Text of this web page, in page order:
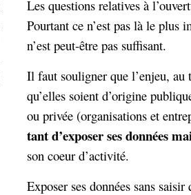
Les questions relatives à
Pourtant ce n’est pas là le plus
n’est peut-être pas suffisant.
Il faut souligner que l’enjeu, au
qu’elles soient d’origine
ou privée (organisations et
tant d’exposer ses données
son coeur d’activité.
Exposer ses données sans saisir